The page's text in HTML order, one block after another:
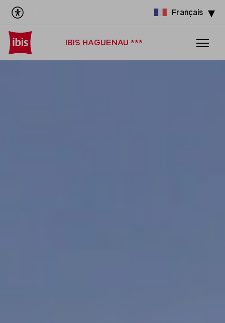
Français
IBIS HAGUENAU ***